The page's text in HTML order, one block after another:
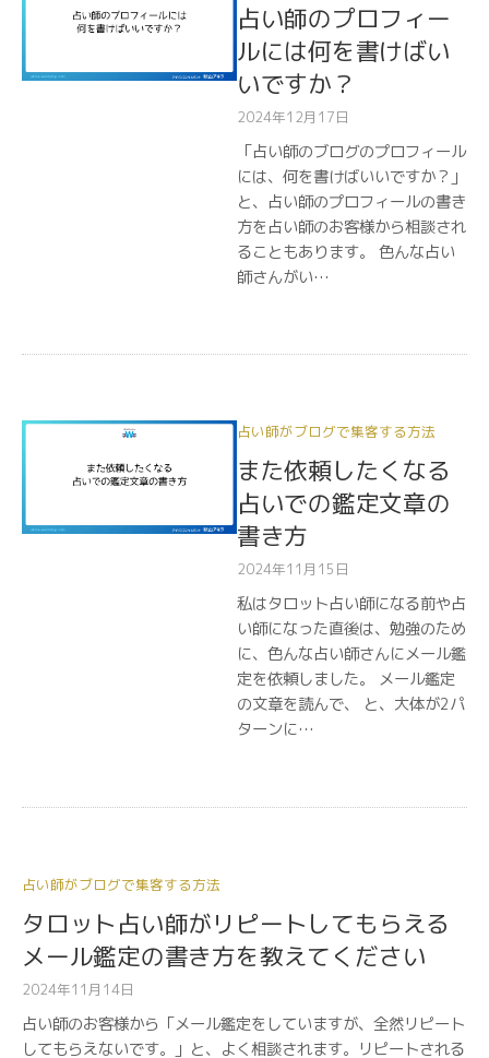
占い師のプロフィー
ルには何を書けばい
いですか？
2024年12月17日
「占い師のブログのプロフィール
には、何を書けばいいですか？」
と、占い師のプロフィールの書き
方を占い師のお客様から相談され
ることもあります。 色んな占い
師さんがい…
占い師がブログで集客する方法
また依頼したくなる
占いでの鑑定文章の
書き方
2024年11月15日
私はタロット占い師になる前や占
い師になった直後は、勉強のため
に、色んな占い師さんにメール鑑
定を依頼しました。 メール鑑定
の文章を読んで、 と、大体が2パ
ターンに…
占い師がブログで集客する方法
タロット占い師がリピートしてもらえる
メール鑑定の書き方を教えてください
2024年11月14日
占い師のお客様から「メール鑑定をしていますが、全然リピート
してもらえないです。」と、よく相談されます。リピートされる